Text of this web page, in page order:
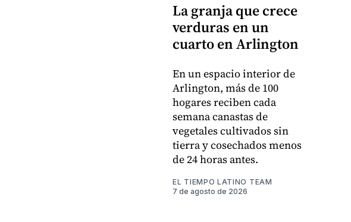
La granja que crece
verduras en un
cuarto en Arlington
En un espacio interior de
Arlington, más de 100
hogares reciben cada
semana canastas de
vegetales cultivados sin
tierra y cosechados menos
de 24 horas antes.
EL TIEMPO LATINO TEAM
7 de agosto de 2026